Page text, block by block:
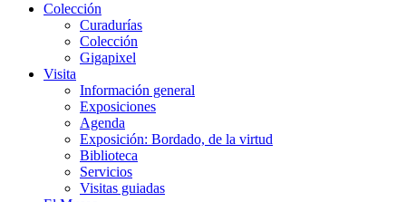
Colección
Curadurías
Colección
Gigapixel
Visita
Información general
Exposiciones
Agenda
Exposición: Bordado, de la virtud
Biblioteca
Servicios
Visitas guiadas